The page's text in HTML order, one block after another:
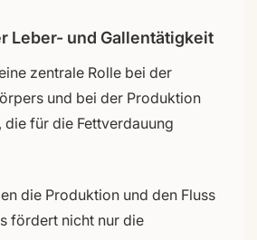
Leber- und Gallentätigkeit
zentrale Rolle bei der
und bei der Produktion
die für die Fettverdauung
die Produktion und den Fluss
fördert nicht nur die